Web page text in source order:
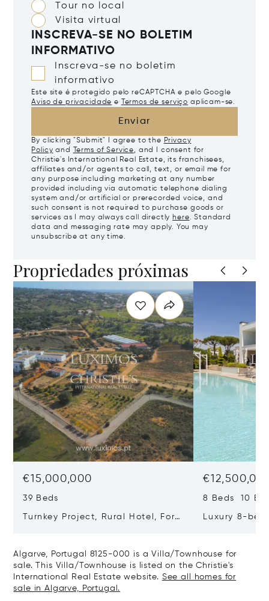
Tour no local
Visita virtual
INSCREVA-SE NO BOLETIM
INFORMATIVO
Inscreva-se no boletim
informativo
Este site é protegido pelo reCAPTCHA e pelo Google
Aviso de privacidade e Termos de serviço aplicam-se.
Enviar
By clicking "Submit" I agree to the Privacy
Policy and Terms of Service, and I consent for
Christie's International Real Estate, its franchisees,
affiliates and/or agents to call, text, or email me for
any purpose including marketing at any number
provided including via automatic telephone dialing
system and/or artificial or prerecorded voice, and
such consent is not required to purchase goods or
services as I may always call directlyhere. Standard
data and messaging rate may apply. You may
unsubscribe at any time.
Propriedades próximas
€15,000,000
39 Beds
Turnkey Project, Rural Hotel, For
8 Beds 10
Luxury 8-
406
Algarve, Portugal 8125-000 is a Villa/Townhouse for
sale. This Villa/Townhouse is listed on the Christie's
International Real Estate website. See all homes for
sale in Algarve, Portugal.